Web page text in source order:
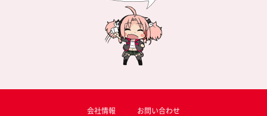
会社情報 お問い合わせ